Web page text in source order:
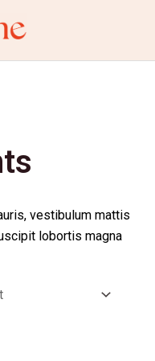
vestibulum mattis
lobortis magna